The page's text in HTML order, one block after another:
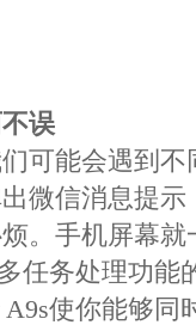
误
能会遇到不
微信消息提
。手机屏幕就
任务处理功能
使你能够同